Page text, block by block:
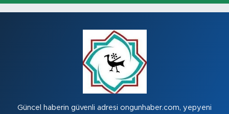
Güncel haberin güvenli adresi ongunhaber.com, yepyeni